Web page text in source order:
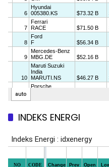
INDEKS ENERGI